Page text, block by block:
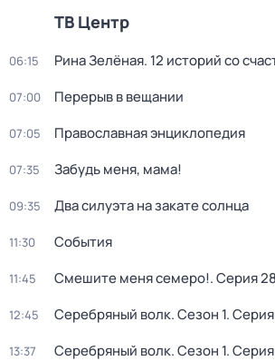
ТВ Центр
06:15 Рина Зелёная. 12 историй со
07:00 Перерыв в вещании
07:05 Православная энциклопедия
07:35 Забудь меня, мама!
09:35 Два силуэта на закате солнца
11:30 События
11:45 Смешите меня семеро!. Серия
12:45 Серебряный волк. Сезон 1.
13:37 Серебряный волк. Сезон 1.